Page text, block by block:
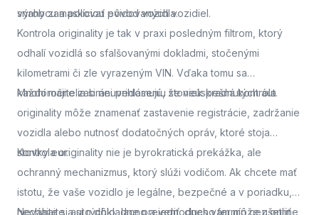
snahy zamaskovať pôvod vozidla.
výrobcu a políciou evidovaných vozidiel.
Kontrola originality je tak v praxi posledným filtrom, ktorý
odhalí vozidlá so sfalšovanými dokladmi, stočenými
kilometrami či zle vyrazeným VIN. Vďaka tomu sa
každoročne zabráni prihláseniu stoviek kradnutých áut.
Mnohí majitelia si neuvedomujú, že neúspešná kontrola
originality môže znamenať zastavenie registrácie, zadržanie
vozidla alebo nutnosť dodatočných opráv, ktoré stoja
stovky eur.
Kontrola originality nie je byrokratická prekážka, ale
ochranný mechanizmus, ktorý slúži vodičom. Ak chcete mať
istotu, že vaše vozidlo je legálne, bezpečné a v poriadku,
nechajte si auto dôkladne preveriť.dnes vám môže ušetriť
Neváhajte asi rýchlo, lacno a jednoducho termín cez online